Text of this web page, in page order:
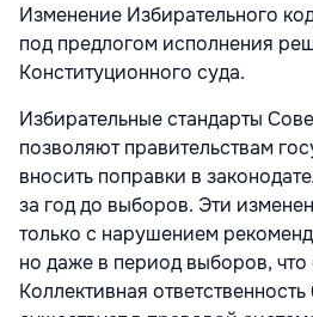
Изменение Избирательного
под предлогом исполнения
Конституционного суда.
Избирательные стандарты
позволяют правительствам
вносить поправки в
за год до выборов. Эти
только с нарушением
но даже в период выборов, что
Коллективная